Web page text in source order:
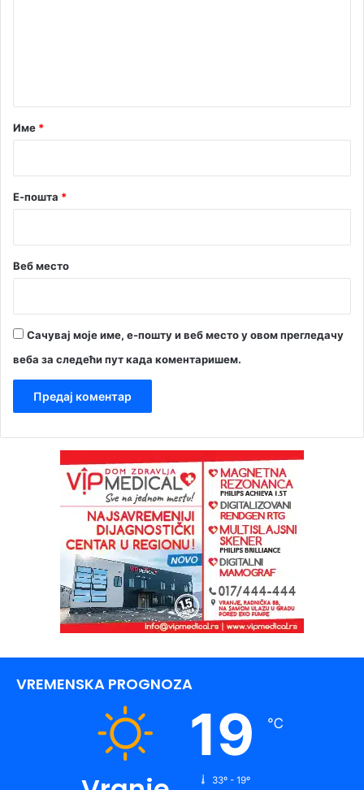
р
Име *
Е-пошта *
Веб место
Сачувај моје име, е-пошту и веб место у овом прегледачу
веба за следећи пут када коментаришем.
VREMENSKA PROGNOZA
19 ℃
33º - 19º